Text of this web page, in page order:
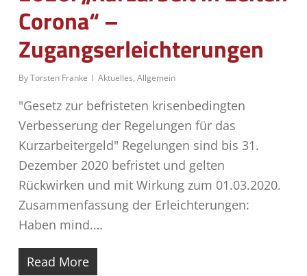
Corona“ –
Zugangserleichterungen
ByTorsten Franke Aktuelles, Allgemein
"Gesetz zur befristeten krisenbedingten
Verbesserung der Regelungen für das
Kurzarbeitergeld" Regelungen sind bis 31.
Dezember 2020 befristet und gelten
Rückwirken und mit Wirkung zum 01.03.2020.
Zusammenfassung der Erleichterungen:
Haben mind.…
Read More